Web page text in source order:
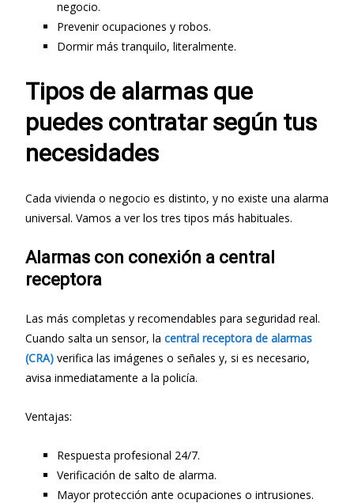
negocio.
Prevenir ocupaciones y robos.
Dormir más tranquilo, literalmente.
Tipos de alarmas que
puedes contratar según tus
necesidades
Cada vivienda o negocio es distinto, y no existe una alarma
universal. Vamos a ver los tres tipos más habituales.
Alarmas con conexión a central
receptora
Las más completas y recomendables para seguridad real.
Cuando salta un sensor, la central receptora de alarmas
(CRA) verifica las imágenes o señales y, si es necesario,
avisa inmediatamente a la policía.
Ventajas:
Respuesta profesional 24/7.
Verificación de salto de alarma.
Mayor protección ante ocupaciones o intrusiones.